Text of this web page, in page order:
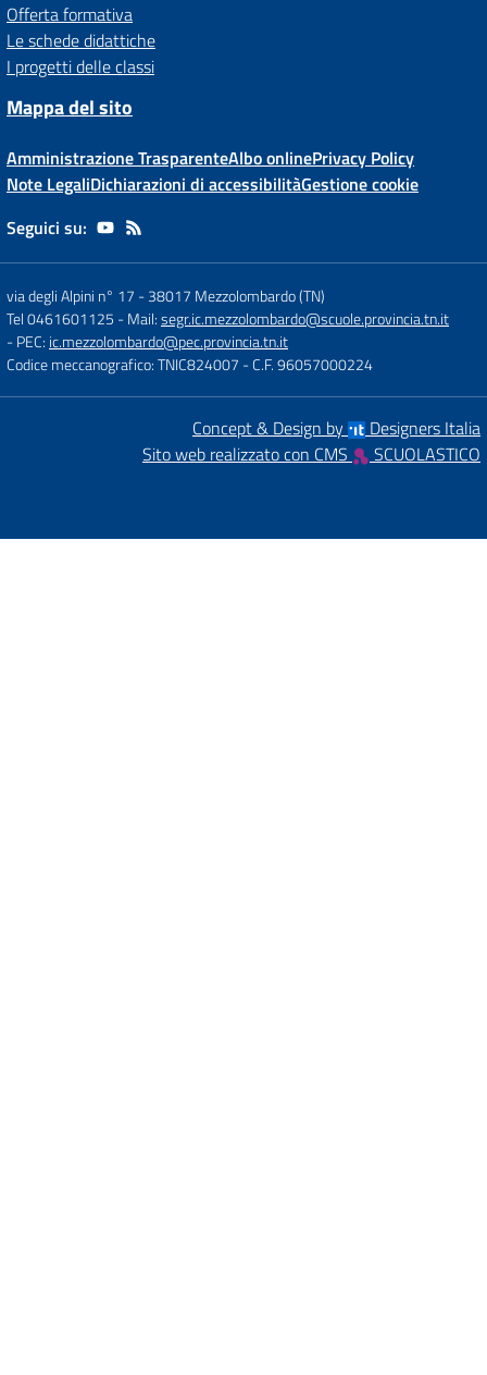
Offerta formativa
Le schede didattiche
I progetti delle classi
Mappa del sito
Amministrazione TrasparenteAlbo onlinePrivacy Policy
Note LegaliDichiarazioni di accessibilitàGestione cookie
Seguici su:
via degli Alpini n° 17 -38017 Mezzolombardo (TN)
Tel 0461601125 - Mail:segr.ic.mezzolombardo@scuole.provincia.tn.it
- PEC: ic.mezzolombardo@pec.provincia.tn.it
Codice meccanografico: TNIC824007 - C.F. 96057000224
Concept & Design by
Designers Italia
Sito web realizzato con CMS
SCUOLASTICO